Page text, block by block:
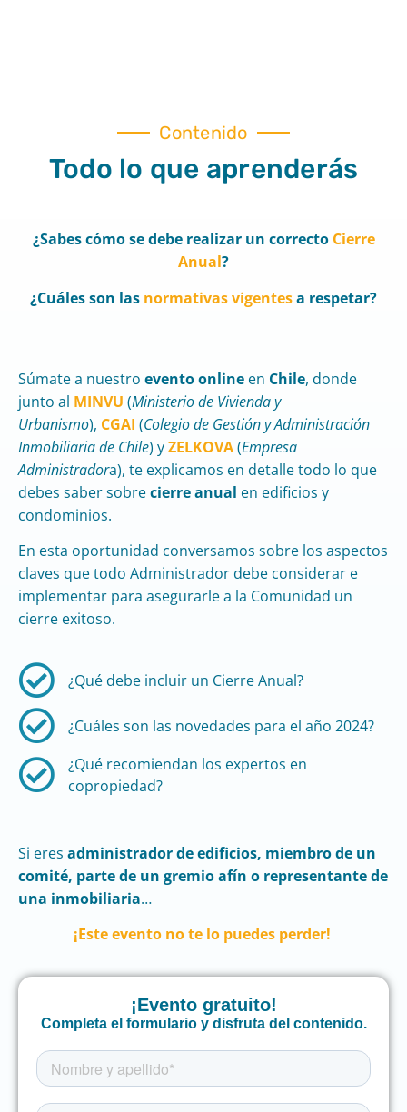
Contenido
Todo lo que aprenderás
¿Sabes cómo se debe realizar un correcto Cierre
Anual?
¿Cuáles son las normativas vigentesa respetar?
Súmate a nuestro evento online en Chile, donde
junto al MINVU (Ministerio de Vivienda y
Urbanismo), CGAI (Colegio de Gestión y Administración
Inmobiliaria de Chile) yZELKOVA(Empresa
Administradora), te explicamos en detalle todo lo que
debes saber sobrecierre anual en edificios y
condominios.
En esta oportunidad conversamos sobre los aspectos
claves que todo Administrador debe considerar e
implementar para asegurarle a la Comunidad un
cierre exitoso.
¿Qué debe incluir un Cierre Anual?​
¿Cuáles son las novedades para el año 2024?
¿Qué recomiendan los expertos en
copropiedad?
Si eres administrador de edificios, miembro de un
comité, parte de un gremio afín o representante de
una inmobiliaria…
¡Este evento no te lo puedes perder!